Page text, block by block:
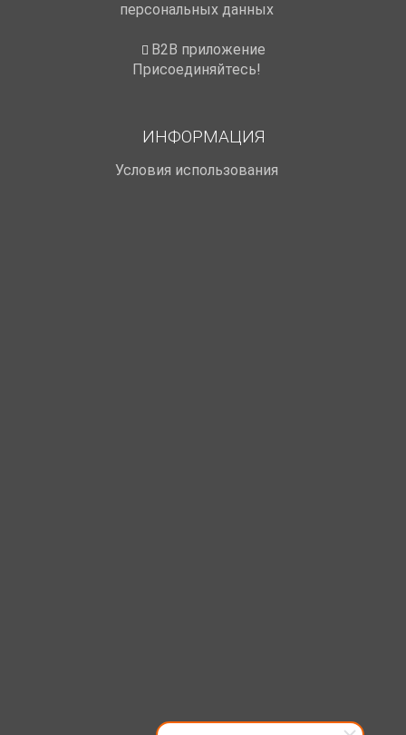
персональных данных
B2B приложение
Присоединяйтесь!
ИНФОРМАЦИЯ
Условия использования